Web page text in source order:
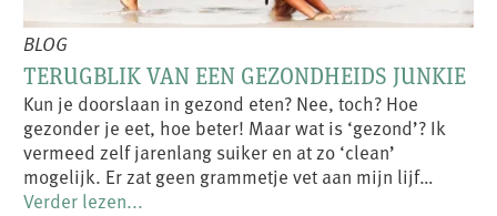
BLOG
TERUGBLIK VAN EEN GEZONDHEIDS JUNKIE
Kun je doorslaan in gezond eten? Nee, toch? Hoe
gezonder je eet, hoe beter! Maar wat is ‘gezond’? Ik
vermeed zelf jarenlang suiker en at zo ‘clean’
mogelijk. Er zat geen grammetje vet aan mijn lijf…
Verder lezen...